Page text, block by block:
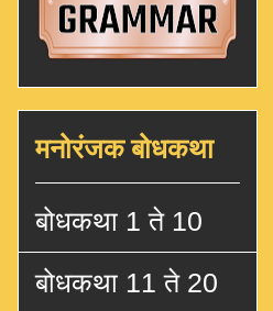
मनोरंजक बोधकथा
बोधकथा 1 ते 10
बोधकथा 11 ते 20